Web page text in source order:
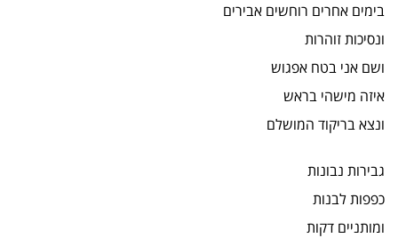
בימים אחרים רוחשים אבירים
ונסיכות זוהרות
ושם אני בטח אפגוש
איזה מישהי בראש
ונצא בריקוד המושלם
גבירות נבונות
כפפות לבנות
ומותניים דקות